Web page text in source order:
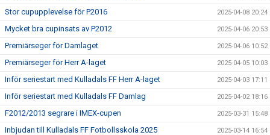
Stor cupupplevelse för P2016 2025-04-08 20:24
Mycket bra cupinsats av P2012 2025-04-06 20:53
Premiärseger för Damlaget 2025-04-06 10:52
Premiärseger för Herr A-laget 2025-04-05 10:03
Inför seriestart med Kulladals FF Herr A-laget 2025-04-03 17:11
Inför seriestart med Kulladals FF Damlag 2025-04-02 18:16
F2012/2013 segrare i IMEX-cupen 2025-03-31 15:48
Inbjudan till Kulladals FF Fotbollsskola 2025 2025-03-14 16:54